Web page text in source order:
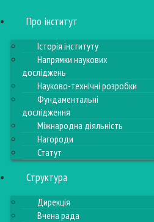
Про інститут
Історія інституту
Напрямки наукових
досліджень
Науково-технічні розробки
Фундаментальні
дослідження
Міжнародна діяльність
Нагороди
Статут
Структура
Дирекція
Вчена рада